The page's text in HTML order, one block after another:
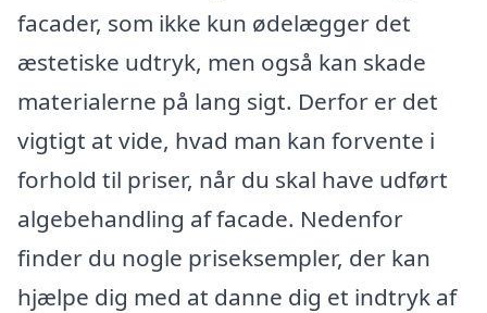
facader, som ikke kun ødelægger det
æstetiske udtryk, men også kan skade
materialerne på lang sigt. Derfor er det
vigtigt at vide, hvad man kan forvente i
forhold til priser, når du skal have udført
algebehandling af facade. Nedenfor
finder du nogle priseksempler, der kan
hjælpe dig med at danne dig et indtryk af